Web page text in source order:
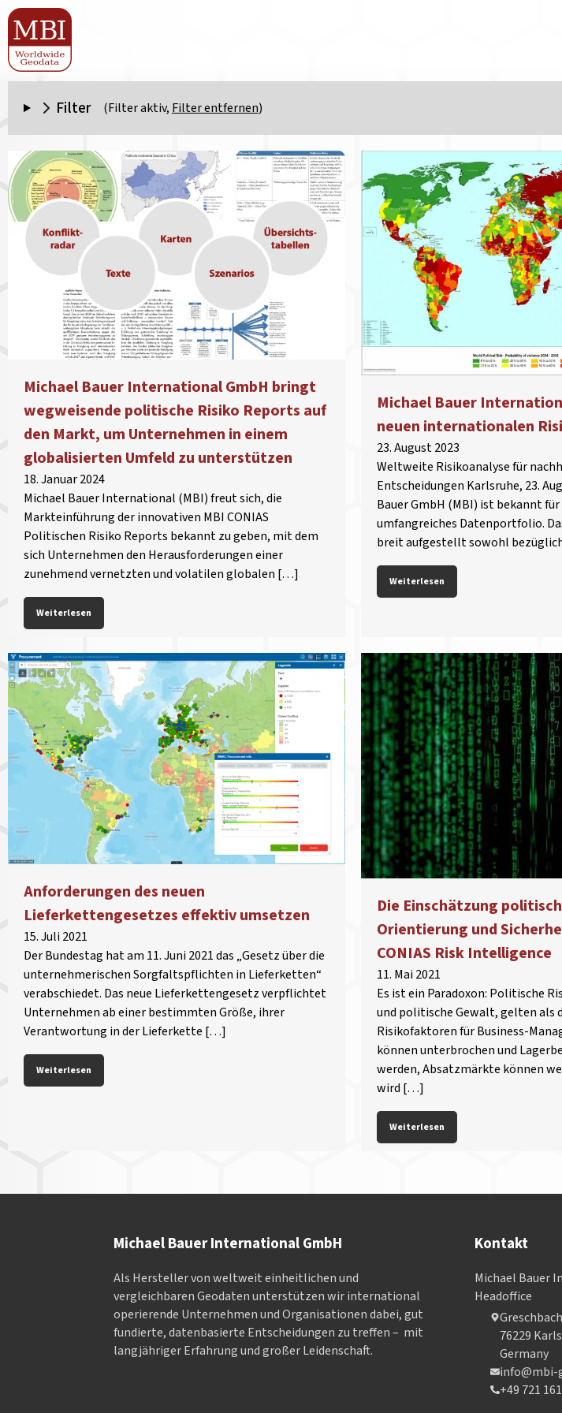
Filter (Filter aktiv, Filter entfernen)
Michael Bauer International GmbH bringt
wegweisende politische Risiko Reports auf
den Markt, um Unternehmen in einem
globalisierten Umfeld zu unterstützen
18. Januar 2024
Michael Bauer International (MBI) freut sich, die
Markteinführung der innovativen MBI CONIAS
Politischen Risiko Reports bekannt zu geben, mit dem
sich Unternehmen den Herausforderungen einer
zunehmend vernetzten und volatilen globalen […]
Weiterlesen
Michael Bauer
neuen internationalen
23. August 2023
Weltweite Risikoanalyse für
Entscheidungen Karlsruhe, 23.
Bauer GmbH (MBI) ist bekannt
umfangreiches Datenportfolio.
breit aufgestellt sowohl
Weiterlesen
Anforderungen des neuen
Lieferkettengesetzes effektiv umsetzen
15. Juli 2021
Der Bundestag hat am 11. Juni 2021 das „Gesetz über die
unternehmerischen Sorgfaltspflichten in Lieferketten“
verabschiedet. Das neue Lieferkettengesetz verpflichtet
Unternehmen ab einer bestimmten Größe, ihrer
Verantwortung in der Lieferkette […]
Weiterlesen
Die Einschätzung
Orientierung und
CONIAS Risk Intelligence
11. Mai 2021
Es ist ein Paradoxon: Politische
und politische Gewalt, gelten als
Risikofaktoren für Business-
können unterbrochen und
werden, Absatzmärkte können
wird […]
Weiterlesen
Michael Bauer International GmbH
Als Hersteller von weltweit einheitlichen und
vergleichbaren Geodaten un­ter­stüt­zen wir in­ter­na­tional
ope­rieren­de Un­ter­neh­men und Or­ga­nisa­tionen dabei, gut
fundierte, datenbasierte Entscheidungen zu treffen – mit
langjähriger Erfahrung und großer Leidenschaft.
Kontakt
Michael Bauer
Headoffice
76229
Germany
info@mbi-
+49 721